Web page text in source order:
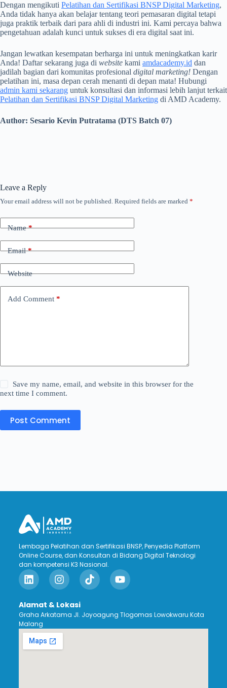
Dengan mengikuti Pelatihan dan Sertifikasi BNSP Digital Marketing,
Anda tidak hanya akan belajar tentang teori pemasaran digital tetapi
juga praktik terbaik dari para ahli di industri ini. Kami percaya bahwa
pengetahuan adalah kunci untuk sukses di era digital saat ini.
Jangan lewatkan kesempatan berharga ini untuk meningkatkan karir
Anda! Daftar sekarang juga di website kami amdacademy.id dan
jadilah bagian dari komunitas profesional digital marketing! Dengan
pelatihan ini, masa depan cerah menanti di depan mata! Hubungi
admin kami sekarang untuk konsultasi dan informasi lebih lanjut terkait
Pelatihan dan Sertifikasi BNSP Digital Marketing di AMD Academy.
Author: Sesario Kevin Putratama (DTS Batch 07)
Leave a Reply
Your email address will not be published. Required fields are marked *
Name*
Email*
Website
Add Comment *
Save my name, email, and website in this browser for the
next time I comment.
Post Comment
Lembaga Pelatihan dan Sertifikasi BNSP, Penyedia Platform
Online Course, dan Konsultan di Bidang Digital Teknologi
dan kompetensi K3 Nasional.
Alamat & Lokasi
Graha Arkatama Jl. Joyoagung Tlogomas Lowokwaru Kota
Malang